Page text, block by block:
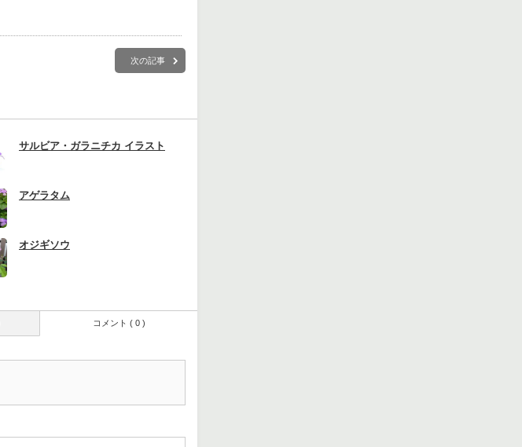
次の記事
サルビア・ガラニチカ イラスト
アゲラタム
オジギソウ
コメント ( 0 )